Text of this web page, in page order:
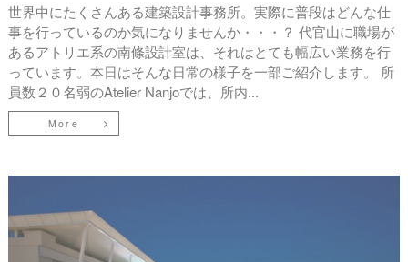
世界中にたくさんある建築設計事務所。実際に普段はどんな仕
事を行っているのか気になりませんか・・・？ 代官山に職場が
あるアトリエ系の南條設計室は、それはとても幅広い業務を行
っています。本日はそんな日常の様子を一部ご紹介します。 所
員数２０名弱のAtelier Nanjoでは、所内...
More